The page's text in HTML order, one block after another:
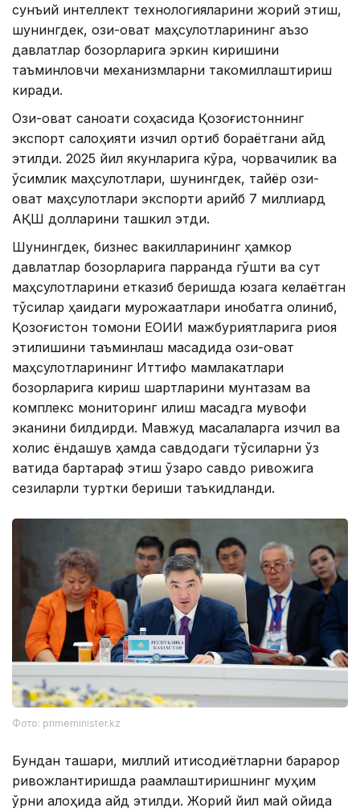
сунъий интеллект технологияларини жорий этиш,
шунингдек, озиқ-овқат маҳсулотларининг аъзо
давлатлар бозорларига эркин киришини
таъминловчи механизмларни такомиллаштириш
киради.
Озиқ-овқат саноати соҳасида Қозоғистоннинг
экспорт салоҳияти изчил ортиб бораётгани қайд
этилди. 2025 йил якунларига кўра, чорвачилик ва
ўсимлик маҳсулотлари, шунингдек, тайёр озиқ-
овқат маҳсулотлари экспорти қарийб 7 миллиард
АҚШ долларини ташкил этди.
Шунингдек, бизнес вакилларининг ҳамкор
давлатлар бозорларига парранда гўшти ва сут
маҳсулотларини етказиб беришда юзага келаётган
тўсиқлар ҳақидаги мурожаатлари инобатга олиниб,
Қозоғистон томони ЕОИИ мажбуриятларига риоя
этилишини таъминлаш мақсадида озиқ-овқат
маҳсулотларининг Иттифоқ мамлакатлари
бозорларига кириш шартларини мунтазам ва
комплекс мониторинг қилиш мақсадга мувофиқ
эканини билдирди. Мавжуд масалаларга изчил ва
холис ёндашув ҳамда савдодаги тўсиқларни ўз
вақтида бартараф этиш ўзаро савдо ривожига
сезиларли туртки бериши таъкидланди.
Фото: primeminister.kz
Бундан ташқари, миллий иқтисодиётларни барқарор
ривожлантиришда рақамлаштиришнинг муҳим
ўрни алоҳида қайд этилди. Жорий йил май ойида